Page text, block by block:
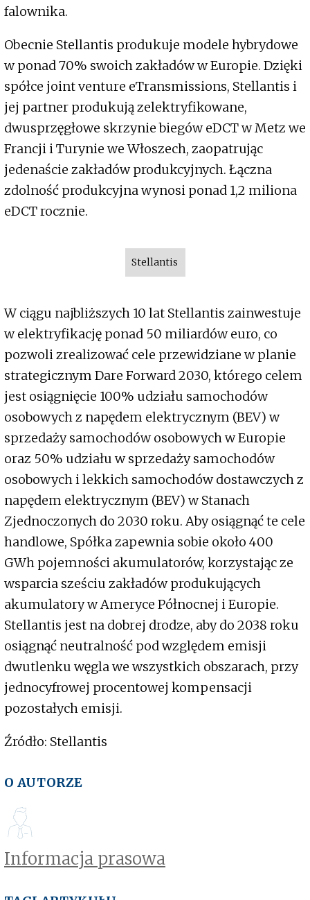
falownika.
Obecnie Stellantis produkuje modele hybrydowe
w ponad 70% swoich zakładów w Europie. Dzięki
spółce joint venture eTransmissions, Stellantis i
jej partner produkują zelektryfikowane,
dwusprzęgłowe skrzynie biegów eDCT w Metz we
Francji i Turynie we Włoszech, zaopatrując
jedenaście zakładów produkcyjnych. Łączna
zdolność produkcyjna wynosi ponad 1,2 miliona
eDCT rocznie.
Stellantis
W ciągu najbliższych 10 lat Stellantis zainwestuje
w elektryfikację ponad 50 miliardów euro, co
pozwoli zrealizować cele przewidziane w planie
strategicznym Dare Forward 2030, którego celem
jest osiągnięcie 100% udziału samochodów
osobowych z napędem elektrycznym (BEV) w
sprzedaży samochodów osobowych w Europie
oraz 50% udziału w sprzedaży samochodów
osobowych i lekkich samochodów dostawczych z
napędem elektrycznym (BEV) w Stanach
Zjednoczonych do 2030 roku. Aby osiągnąć te cele
handlowe, Spółka zapewnia sobie około 400
GWh pojemności akumulatorów, korzystając ze
wsparcia sześciu zakładów produkujących
akumulatory w Ameryce Północnej i Europie.
Stellantis jest na dobrej drodze, aby do 2038 roku
osiągnąć neutralność pod względem emisji
dwutlenku węgla we wszystkich obszarach, przy
jednocyfrowej procentowej kompensacji
pozostałych emisji.
Źródło: Stellantis
O AUTORZE
Informacja prasowa